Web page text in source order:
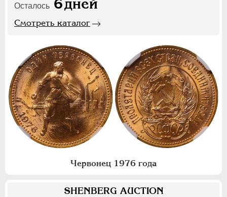
Осталось 6дней
Смотреть каталог
Червонец 1976 года
SHENBERG AUCTION